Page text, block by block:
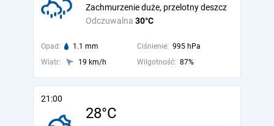
Odczuwalna 30°C
Zachmurzenie duże, przelotny deszcz
Opad: 1.1 mm Ciśnienie: 995 hPa
Wiatr:
19 km/h Wilgotność: 87%
21:00
28°C